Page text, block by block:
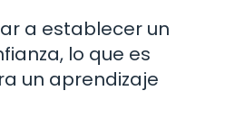
a establecer un
lo que es
un aprendizaje